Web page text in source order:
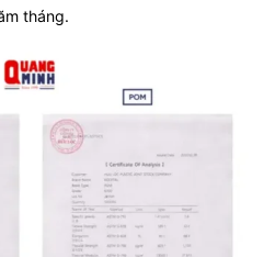
tháng.